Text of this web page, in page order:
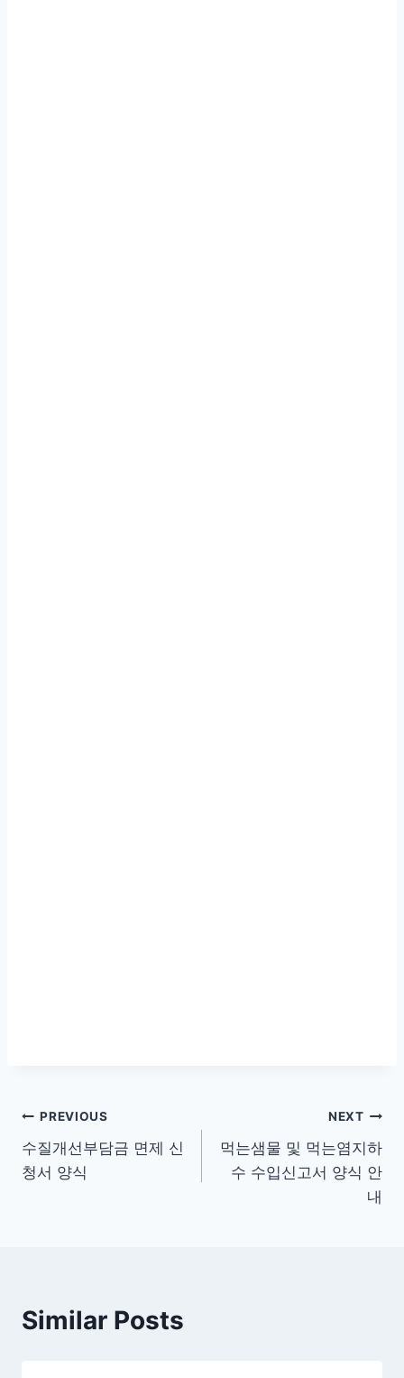
글
탐
PREVIOUS
수질개선부담금 면제 신
청서 양식
NEXT
먹는샘물 및 먹는염지하
수 수입신고서 양식 안
내
Similar Posts